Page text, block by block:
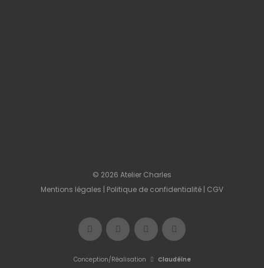
© 2026 Atelier Charles
Mentions légales | Politique de confidentialité | CGV
Conception/Réalisation Claudéïne